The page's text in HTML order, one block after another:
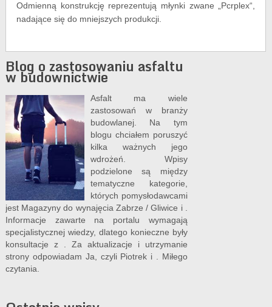
Odmienną konstrukcję reprezentują młynki zwane „Pcrplex“,
nadające się do mniejszych produkcji.
Blog o zastosowaniu asfaltu
w budownictwie
Asfalt ma wiele
zastosowań w branży
budowlanej. Na tym
blogu chciałem poruszyć
kilka ważnych jego
wdrożeń. Wpisy
podzielone są między
tematyczne kategorie,
których pomysłodawcami
jest Magazyny do wynajęcia Zabrze / Gliwice i .
Informacje zawarte na portalu wymagają
specjalistycznej wiedzy, dlatego konieczne były
konsultacje z . Za aktualizacje i utrzymanie
strony odpowiadam Ja, czyli Piotrek i . Miłego
czytania.